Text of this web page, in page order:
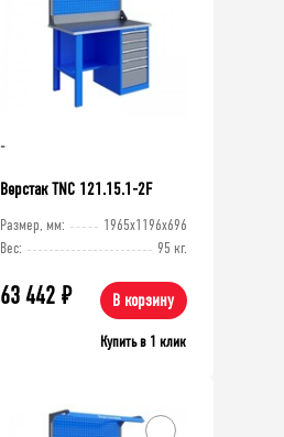
-
Верстак TNC 121.15.1-2F
Размер, мм:
1965x1196x696
Вес:
95 кг.
63 442 ₽ В корзину
Купить в 1 клик